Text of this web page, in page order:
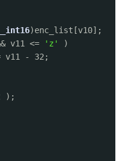
__int16)enc_list[v10];
v11 <= 'z'
)
v11 - 32;
< count );